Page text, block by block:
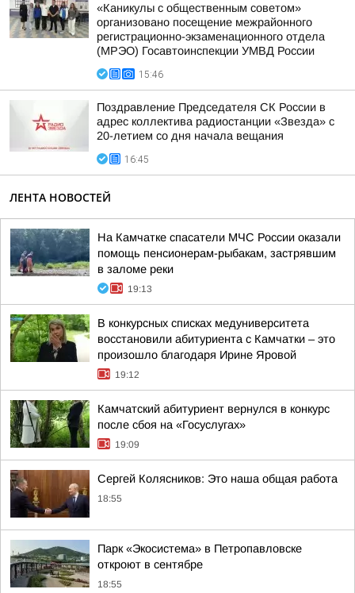
«Каникулы с общественным советом»
организовано посещение межрайонного
регистрационно-экзаменационного отдела
(МРЭО) Госавтоинспекции УМВД России
15:46
Поздравление Председателя СК России в
адрес коллектива радиостанции «Звезда» с
20-летием со дня начала вещания
16:45
ЛЕНТА НОВОСТЕЙ
На Камчатке спасатели МЧС России оказали
помощь пенсионерам-рыбакам, застрявшим
в заломе реки
19:13
В конкурсных списках медуниверситета
восстановили абитуриента с Камчатки – это
произошло благодаря Ирине Яровой
19:12
Камчатский абитуриент вернулся в конкурс
после сбоя на «Госуслугах»
19:09
Сергей Колясников: Это наша общая работа
18:55
Парк «Экосистема» в Петропавловске
откроют в сентябре
18:55